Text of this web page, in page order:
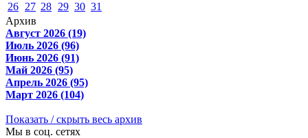
26 27 28 29 30 31
Архив
Август 2026 (19)
Июль 2026 (96)
Июнь 2026 (91)
Май 2026 (95)
Апрель 2026 (95)
Март 2026 (104)
Показать / скрыть весь архив
Мы в соц. сетях